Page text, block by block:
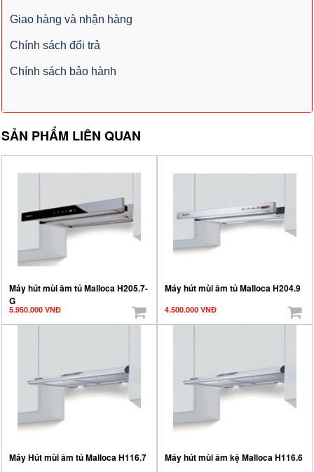
Giao hàng và nhận hàng
Chính sách đổi trả
Chính sách bảo hành
SẢN PHẨM LIÊN QUAN
Máy hút mùi âm tủ Malloca H205.7-
G
5.950.000 VNĐ
Máy hút mùi âm tủ Malloca H204.9
4.500.000 VNĐ
Máy Hút mùi âm tủ Malloca H116.7 Máy hút mùi âm kệ Malloca H116.6